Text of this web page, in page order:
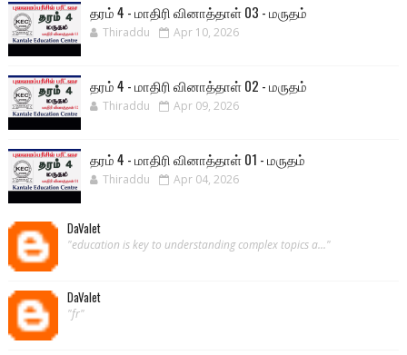
தரம் 4 - மாதிரி வினாத்தாள் 03 - மருதம்
Thiraddu Apr 10, 2026
தரம் 4 - மாதிரி வினாத்தாள் 02 - மருதம்
Thiraddu Apr 09, 2026
தரம் 4 - மாதிரி வினாத்தாள் 01 - மருதம்
Thiraddu Apr 04, 2026
DaValet
"education is key to understanding complex topics a..."
DaValet
"fr"